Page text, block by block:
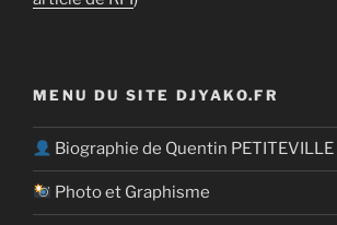
MENU DU SITE DJYAKO.FR
Biographie de Quentin PETITEVILLE
Photo et Graphisme